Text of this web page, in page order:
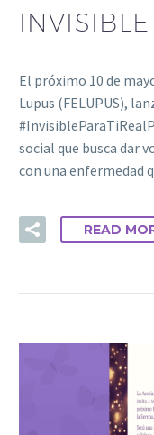
INVISIBLE
El próximo 10 de
Lupus (FELUPUS),
social que busca dar
con una enfermedad
READ